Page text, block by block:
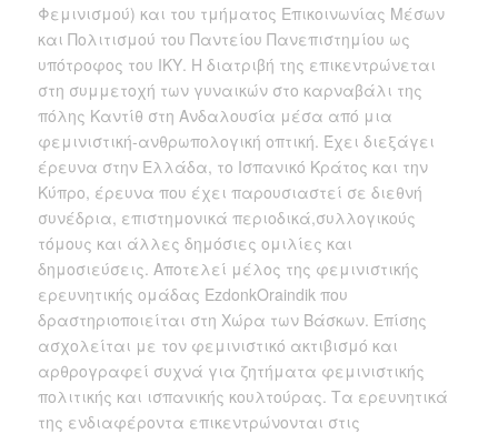
Φεμινισμού) και του τμήματος Επικοινωνίας Μέσων
και Πολιτισμού του Παντείου Πανεπιστημίου ως
υπότροφος του ΙΚΥ. Η διατριβή της επικεντρώνεται
στη συμμετοχή των γυναικών στο καρναβάλι της
πόλης Καντίθ στη Ανδαλουσία μέσα από μια
φεμινιστική-ανθρωπολογική οπτική. Έχει διεξάγει
έρευνα στην Ελλάδα, το Ισπανικό Κράτος και την
Κύπρο, έρευνα που έχει παρουσιαστεί σε διεθνή
συνέδρια, επιστημονικά περιοδικά,συλλογικούς
τόμους και άλλες δημόσιες ομιλίες και
δημοσιεύσεις. Αποτελεί μέλος της φεμινιστικής
ερευνητικής ομάδας EzdonkOraindik που
δραστηριοποιείται στη Χώρα των Βάσκων. Επίσης
ασχολείται με τον φεμινιστικό ακτιβισμό και
αρθρογραφεί συχνά για ζητήματα φεμινιστικής
πολιτικής και ισπανικής κουλτούρας. Τα ερευνητικά
της ενδιαφέροντα επικεντρώνονται στις